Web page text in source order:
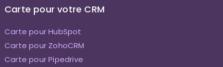
Carte pour votre CRM
Carte pour HubSpot
Carte pour ZohoCRM
Carte pour Pipedrive